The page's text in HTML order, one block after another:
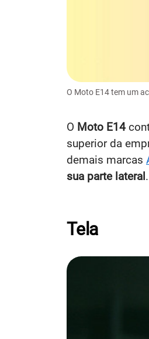
O Moto E14 tem um
O Moto E14
superior da
demais marcas
sua parte lateral
Tela